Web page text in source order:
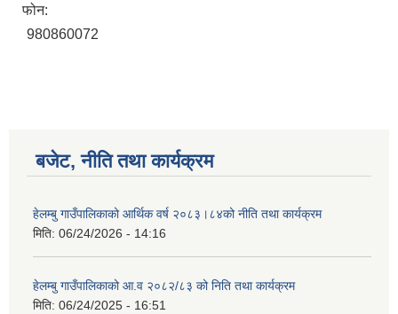
फोन:
980860072
बजेट, नीति तथा कार्यक्रम
हेलम्बु गाउँपालिकाको आर्थिक वर्ष २०८३।८४को नीति तथा कार्यक्रम
मिति: 06/24/2026 - 14:16
हेलम्बु गाउँपालिकाको आ.व २०८२/८३ को निति तथा कार्यक्रम
मिति: 06/24/2025 - 16:51